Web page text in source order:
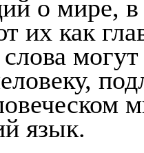
о мире,
их как
могут
язык.